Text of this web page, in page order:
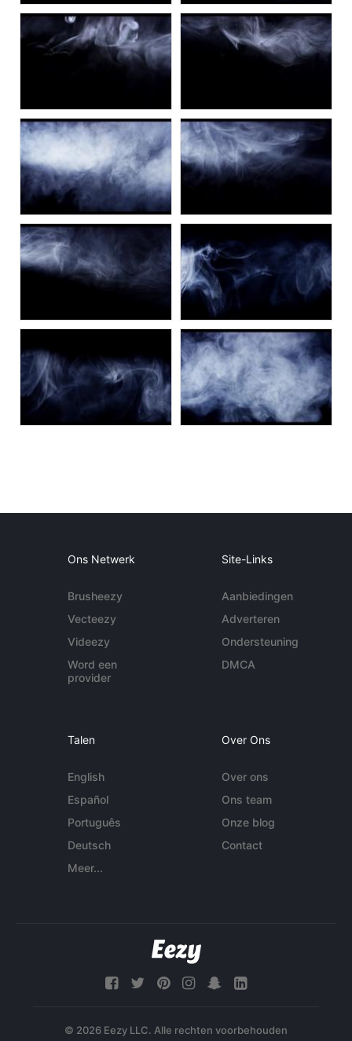
Ons Netwerk
Brusheezy
Vecteezy
Videezy
Word een
provider
Site-Links
Aanbiedingen
Adverteren
Ondersteuning
DMCA
Talen
English
Español
Português
Deutsch
Meer...
Over Ons
Over ons
Ons team
Onze blog
Contact
© 2026 Eezy LLC. Alle rechten voorbehouden